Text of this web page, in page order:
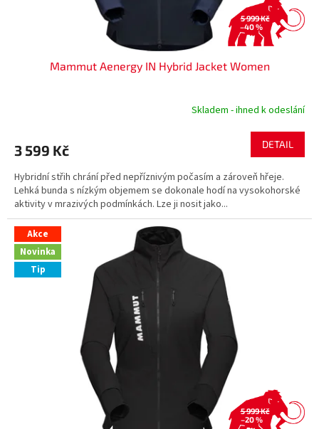
5 999 Kč
–40 %
Mammut Aenergy IN Hybrid Jacket Women
Skladem - ihned k odeslání
3 599 Kč DETAIL
Hybridní střih chrání před nepříznivým počasím a zároveň hřeje.
Lehká bunda s nízkým objemem se dokonale hodí na vysokohorské
aktivity v mrazivých podmínkách. Lze ji nosit jako...
Akce
Novinka
Tip
5 999 Kč
–20 %